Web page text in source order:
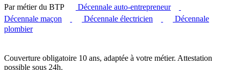
Par métier du BTP
Décennale auto-entrepreneur
Décennale maçon
Décennale électricien
Décennale
plombier
Couverture obligatoire 10 ans, adaptée à votre métier. Attestation
possible sous 24h.